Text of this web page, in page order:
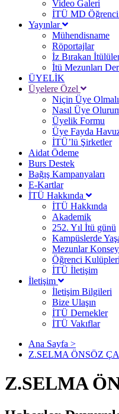
Video Galeri
İTÜ MD
Yayınlar
Mühendisname
Röportajlar
İz Bırakan
İtü Mezunları
ÜYELİK
Üyelere Özel
Niçin Üye
Nasıl Üye
Üyelik Formu
Üye Fayda
İTÜ’lü Şirketler
Aidat Ödeme
Burs Destek
Bağış Kampanyaları
E-Kartlar
İTÜ Hakkında
İTÜ Hakkında
Akademik
252. Yıl İtü günü
Kampüslerde
Mezunlar
Öğrenci Kulüpleri
İTÜ İletişim
İletişim
İletişim Bilgileri
Bize Ulaşın
İTÜ Dernekler
İTÜ Vakıflar
Ana Sayfa >
Z.SELMA ÖNSÖZ
Z.SELMA